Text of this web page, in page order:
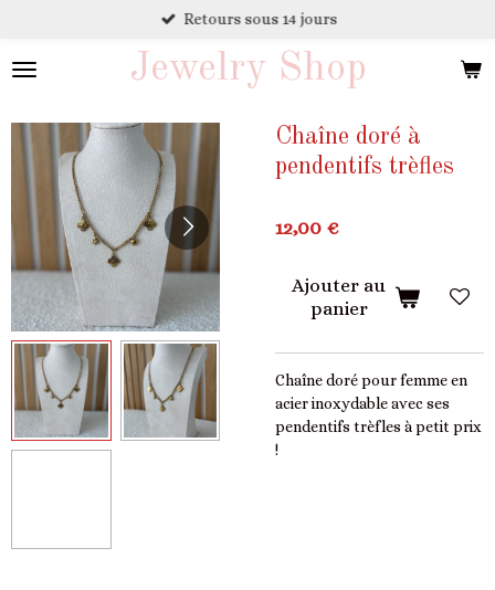
contenu
Jewelry Shop
Retours sous 14 jours
Chaîne doré à
pendentifs trèfles
12,00 €
Ajouter au
panier
Chaîne doré pour femme en
acier inoxydable avec ses
pendentifs trèfles à petit prix
!